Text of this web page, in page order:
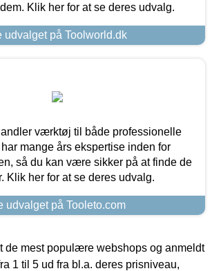
Klik her for at se deres udvalg.
udvalget på Toolworld.dk
værktøj til både professionelle
mange års ekspertise inden for
så du kan være sikker på at finde de
Klik her for at se deres udvalg.
udvalget på Tooleto.com
de mest populære webshops og anmeldt
1 til 5 ud fra bl.a. deres prisniveau,